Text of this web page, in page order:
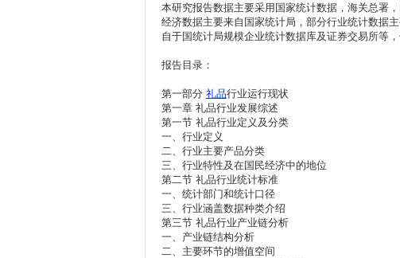
本研究报告数据主要采用国家统计数据，海关总署
经济数据主要来自国家统计局，部分行业统计数据
自于国统计局规模企业统计数据库及证券交易所等
报告目录：
第一部分 礼品行业运行现状
第一章 礼品行业发展综述
第一节 礼品行业定义及分类
一、行业定义
二、行业主要产品分类
三、行业特性及在国民经济中的地位
第二节 礼品行业统计标准
一、统计部门和统计口径
三、行业涵盖数据种类介绍
第三节 礼品行业产业链分析
一、产业链结构分析
二、主要环节的增值空间